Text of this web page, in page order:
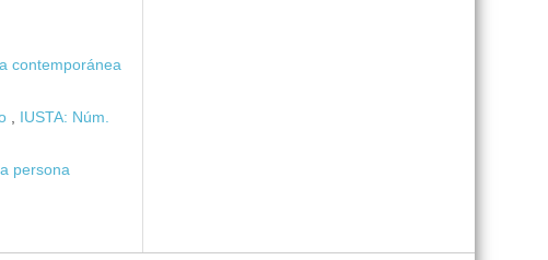
contemporánea
IUSTA: Núm.
persona